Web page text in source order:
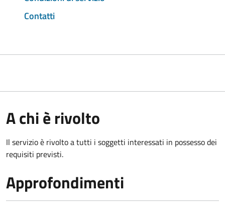
Contatti
A chi è rivolto
Il servizio è rivolto a tutti i soggetti interessati in possesso dei
requisiti previsti.
Approfondimenti